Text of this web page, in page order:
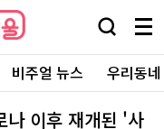
검
창
열
기
메
뉴
전
체
보
기
비주얼 뉴스 우리동
나 이후 재개된 '사